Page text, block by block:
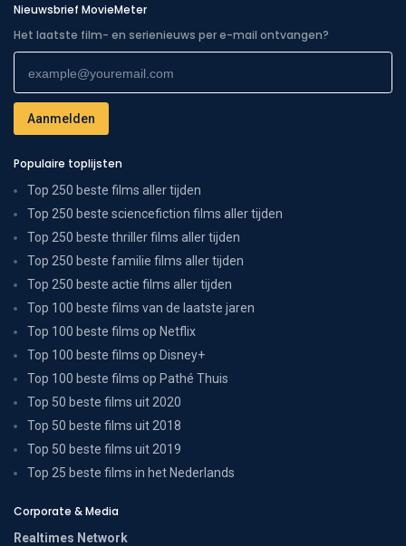
Nieuwsbrief MovieMeter
Het laatste film- en serienieuws per e-mail ontvangen?
Populaire toplijsten
Top 250 beste films aller tijden
Top 250 beste sciencefiction films aller tijden
Top 250 beste thriller films aller tijden
Top 250 beste familie films aller tijden
Top 250 beste actie films aller tijden
Top 100 beste films van de laatste jaren
Top 100 beste films op Netflix
Top 100 beste films op Disney+
Top 100 beste films op Pathé Thuis
Top 50 beste films uit 2020
Top 50 beste films uit 2018
Top 50 beste films uit 2019
Top 25 beste films in het Nederlands
Corporate & Media
Realtimes Network